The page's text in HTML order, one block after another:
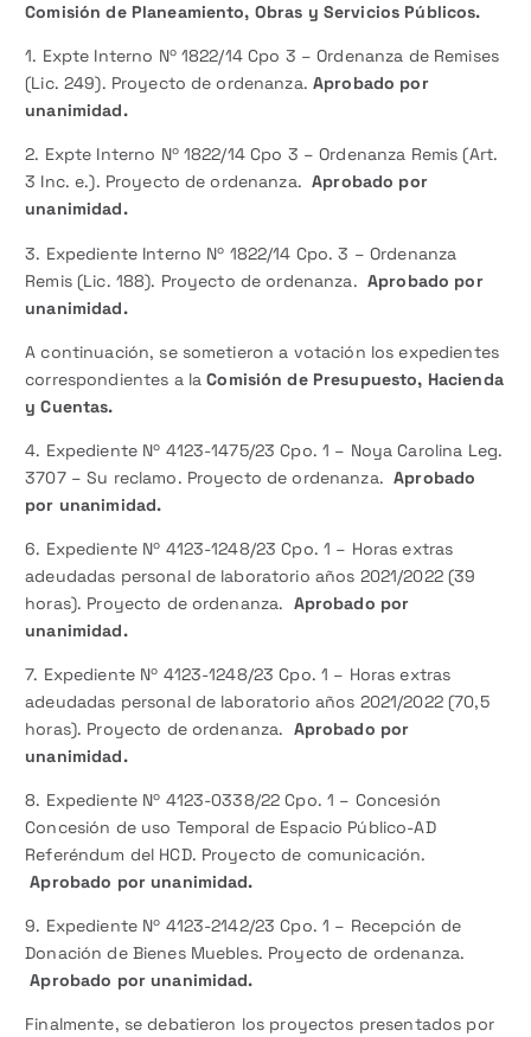
Comisión de Planeamiento, Obras y Servicios Públicos.
1. Expte Interno Nº 1822/14 Cpo 3 – Ordenanza de Remises
(Lic. 249). Proyecto de ordenanza. Aprobado por
unanimidad.
2. Expte Interno Nº 1822/14 Cpo 3 – Ordenanza Remis (Art.
3 Inc. e.). Proyecto de ordenanza. Aprobado por
unanimidad.
3. Expediente Interno Nº 1822/14 Cpo. 3 – Ordenanza
Remis (Lic. 188). Proyecto de ordenanza. Aprobado por
unanimidad.
A continuación, se sometieron a votación los expedientes
correspondientes a laComisión de Presupuesto, Hacienda
y Cuentas.
4. Expediente Nº 4123-1475/23 Cpo. 1 – Noya Carolina Leg.
3707 – Su reclamo. Proyecto de ordenanza. Aprobado
por unanimidad.
6. Expediente Nº 4123-1248/23 Cpo. 1 – Horas extras
adeudadas personal de laboratorio años 2021/2022 (39
horas). Proyecto de ordenanza. Aprobado por
unanimidad.
7. Expediente Nº 4123-1248/23 Cpo. 1 – Horas extras
adeudadas personal de laboratorio años 2021/2022 (70,5
horas). Proyecto de ordenanza. Aprobado por
unanimidad.
8. Expediente Nº 4123-0338/22 Cpo. 1 – Concesión
Concesión de uso Temporal de Espacio Público-AD
Referéndum del HCD. Proyecto de comunicación.
Aprobado por unanimidad.
9. Expediente Nº 4123-2142/23 Cpo. 1 – Recepción de
Donación de Bienes Muebles. Proyecto de ordenanza.
Aprobado por unanimidad.
Finalmente, se debatieron los proyectos presentados por